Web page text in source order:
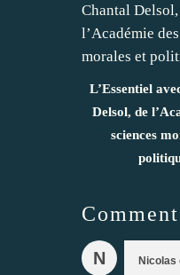
L’Essentiel
Delsol, de
sciences
N Nicolas